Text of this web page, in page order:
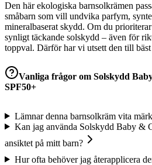
Den här ekologiska barnsolkrämen
småbarn som vill undvika parfym,
mineralbaserat skydd. Om du
synligt täckande solskydd – även för
toppval. Därför har vi utsett den till
Vanliga frågor om Solskydd
SPF50+
Lämnar denna barnsolkräm vita
Kan jag använda Solskydd Baby &
ansiktet på mitt barn?
Hur ofta behöver jag återapplicera